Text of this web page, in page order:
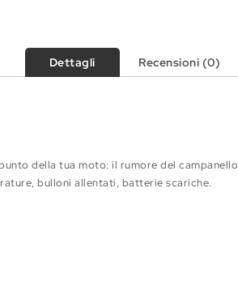
Dettagli Recensioni (0)
della tua moto: il rumore del campanello
bulloni allentati, batterie scariche.